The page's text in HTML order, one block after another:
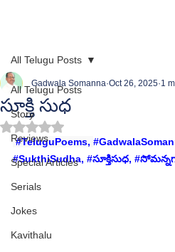
All Telugu Posts
Story
Reviews
Special Articles
Serials
Jokes
Kavithalu
All Telugu Posts
సూక్తి సుధ
Gadwala Somanna Oct 26, 2025 1
Rated NaN out of 5 stars.
#TeluguPoems,
#SukthiSudha, #సూక్తిసుధ, #స